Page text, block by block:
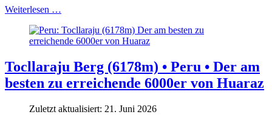
Weiterlesen …
Tocllaraju Berg (6178m) • Peru • Der am
besten zu erreichende 6000er von Huaraz
Zuletzt aktualisiert: 21. Juni 2026